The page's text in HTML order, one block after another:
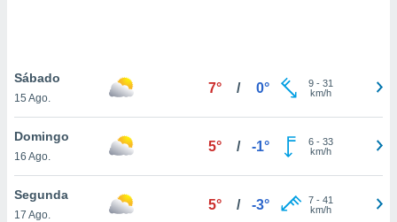
nós e
únicos
para
e
Sábado
15 Ago.
7° / 0° 9- 31
km/h
Domingo
16 Ago.
5° / -1° 6- 33
km/h
Segunda
17 Ago.
5° / -3° 7- 41
km/h